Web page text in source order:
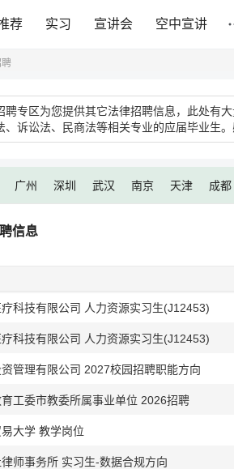
荐 实习 宣讲会 空中宣讲
聘
聘专区为您提供其它法律招聘信息，此处有
、诉讼法、民商法等相关专业的应届毕业生
广州 深圳 武汉 南京 天津 成都
信息
科技有限公司 人力资源实习生(J12453)
科技有限公司 人力资源实习生(J12453)
管理有限公司 2027校园招聘职能方向
工委市教委所属事业单位 2026招聘
大学 教学岗位
师事务所 实习生-数据合规方向